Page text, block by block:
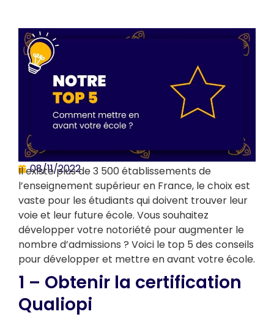
08/11/2022
Il existe plus de 3 500 établissements de
l’enseignement supérieur en France, le choix est
vaste pour les étudiants qui doivent trouver leur
voie et leur future école. Vous souhaitez
développer votre notoriété pour augmenter le
nombre d’admissions ? Voici le top 5 des conseils
pour développer et mettre en avant votre école.
1 – Obtenir la certification
Qualiopi